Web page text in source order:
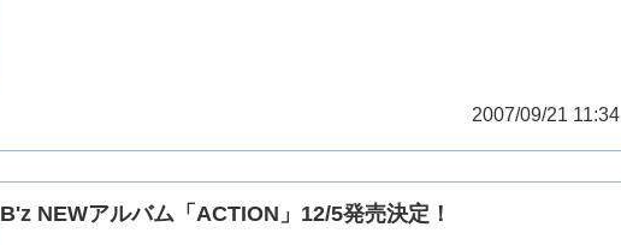
2007/09/21 11:34
B'z NEWアルバム「ACTION」12/5発売決定！